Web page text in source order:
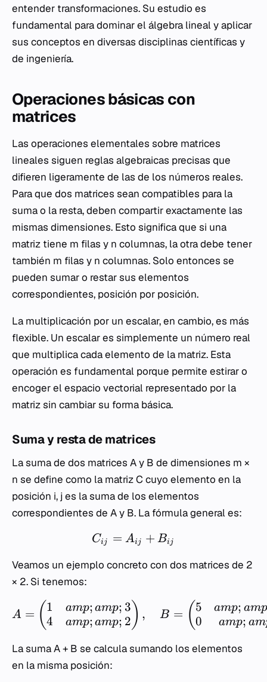
entender transformaciones. Su estudio es
fundamental para dominar el álgebra lineal y aplicar
sus conceptos en diversas disciplinas científicas y
de ingeniería.
Operaciones básicas con
matrices
Las operaciones elementales sobre matrices
lineales siguen reglas algebraicas precisas que
difieren ligeramente de las de los números reales.
Para que dos matrices sean compatibles para la
suma o la resta, deben compartir exactamente las
mismas dimensiones. Esto significa que si una
matriz tiene m filas y n columnas, la otra debe tener
también m filas y n columnas. Solo entonces se
pueden sumar o restar sus elementos
correspondientes, posición por posición.
La multiplicación por un escalar, en cambio, es más
flexible. Un escalar es simplemente un número real
que multiplica cada elemento de la matriz. Esta
operación es fundamental porque permite estirar o
encoger el espacio vectorial representado por la
matriz sin cambiar su forma básica.
Suma y resta de matrices
La suma de dos matrices Ay B de dimensiones m ×
n se define como la matrizCcuyo elemento en la
posición i, j es la suma de los elementos
correspondientes de Ay B. La fórmula general es:
Cij = Aij + Bij
Veamos un ejemplo concreto con dos matrices de 2
× 2. Si tenemos:
A = (1
4
amp; amp; 3
amp; amp; 2 ) , B = ( 5
0
amp; amp
amp; am
La sumaA+ B se calcula sumando los elementos
en la misma posición: